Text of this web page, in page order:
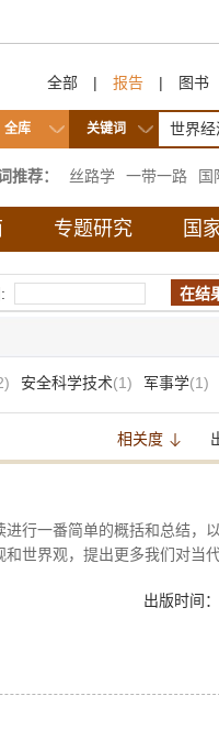
全部 | 报告 | 图书
全库 关键词
推荐： 丝路学 一带一路 国
互通
专题研究 国
安全科学技术(1) 军事学(1)
相关度
行一番简单的概括和总结，
世界观，提出更多我们对当代
出版时间